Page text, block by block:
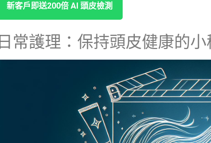
新客戶即送200倍 ⁤AI ‌頭皮檢測
日常護理：保持頭皮健康的